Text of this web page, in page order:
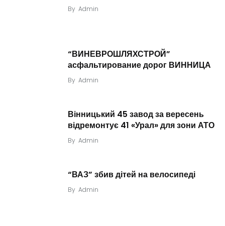
By Admin
“ВИНЕВРОШЛЯХСТРОЙ”
асфальтирование дорог ВИННИЦА
By Admin
Вінницький 45 завод за вересень
відремонтує 41 «Урал» для зони АТО
By Admin
“ВАЗ” збив дітей на велосипеді
By Admin